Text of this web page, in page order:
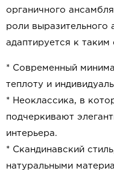
органичного
роли выразительного
адаптируется к таким
* Современный
теплоту и
* Неоклассика, в
подчеркивают
интерьера.
* Скандинавский
натуральными